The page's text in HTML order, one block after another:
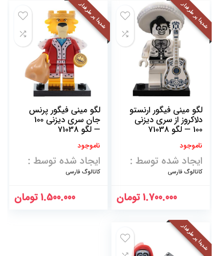
شدیدا پر طرفدار
لگو مینی فیگور ارنستو
دلاکروز از سری دیزنی
100 — لگو 71038
ناموجود
ایجاد شده توسط :
کاتالوگ فارسی
1.700.000تومان
شدیدا پر طرفدار
لگو مینی فیگور پرنس
جان سری دیزنی 100
— لگو 71038
ناموجود
ایجاد شده توسط :
کاتالوگ فارسی
1.500.000تومان
شدیدا پر طرفدار